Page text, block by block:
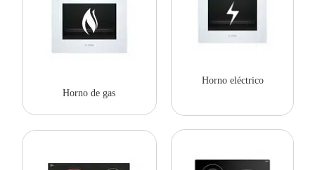
Horno de gas
Horno eléctrico